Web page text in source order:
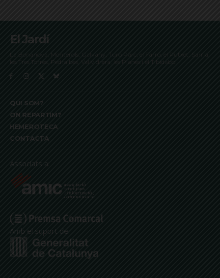
El Jardí
La Bonanova, Monterols, Galvany, Turó Parc, el Farró, el Putxet, Sarrià,
les Tres Torres, Pedralbes, Vallvidrera, les Planes i el Tibidabo
QUI SOM?
ON REPARTIM?
HEMEROTECA
CONTACTA
Associats a:
Amb el suport de: